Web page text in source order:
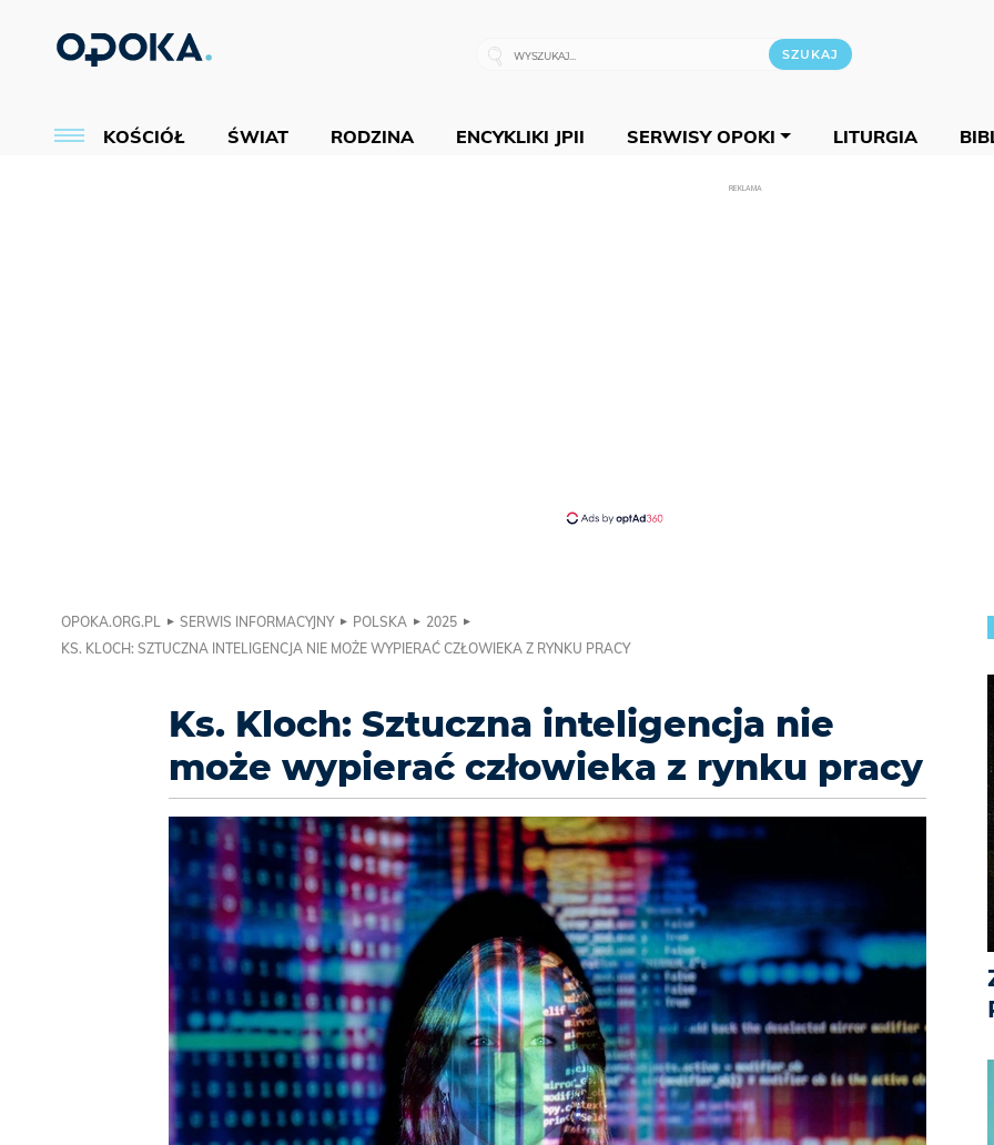
KOŚCIÓŁ ŚWIAT RODZINA ENCYKLIKI JPII SERWISY OPOKI LITURGIA
REKLAMA
OPOKA.ORG.PL SERWIS INFORMACYJNY POLSKA
2025
KS. KLOCH: SZTUCZNA INTELIGENCJA NIE MOŻE WYPIERAĆ CZŁOWIEKA Z RYNKU PRACY
Ks. Kloch: Sztuczna inteligencja nie
może wypierać człowieka z rynku pracy